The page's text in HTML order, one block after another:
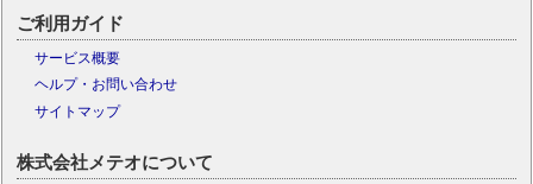
ご利用ガイド
サービス概要
ヘルプ・お問い合わせ
サイトマップ
株式会社メテオについて